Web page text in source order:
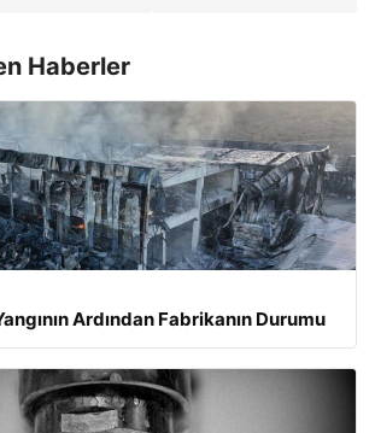
Haberler
Ardından Fabrikanın Durumu